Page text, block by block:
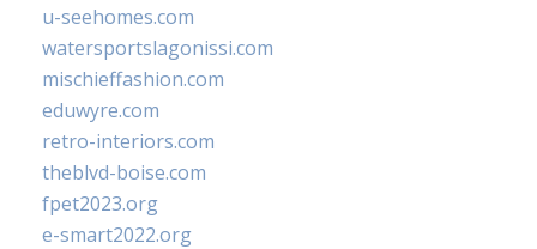
u-seehomes.com
watersportslagonissi.com
mischieffashion.com
eduwyre.com
retro-interiors.com
theblvd-boise.com
fpet2023.org
e-smart2022.org